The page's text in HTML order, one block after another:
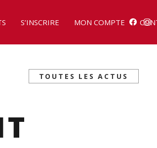
S’INSCRIRE MON COMPTE
TOUTES LES ACTUS